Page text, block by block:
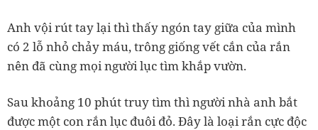
Anh vội rút tay lại thì thấy ngón tay giữa của mình
có 2 lỗ nhỏ chảy máu, trông giống vết cắn của rắn
nên đã cùng mọi người lục tìm khắp vườn.
Sau khoảng 10 phút truy tìm thì người nhà anh bắt
được một con rắn lục đuôi đỏ. Đây là loại rắn cực độc